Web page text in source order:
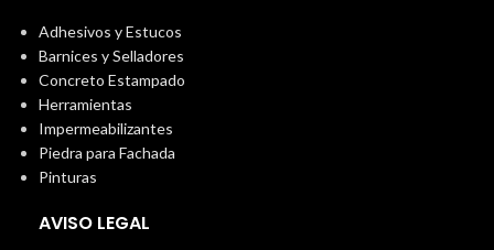
Adhesivos y Estucos
Barnices y Selladores
Concreto Estampado
Herramientas
Impermeabilizantes
Piedra para Fachada
Pinturas
AVISO LEGAL